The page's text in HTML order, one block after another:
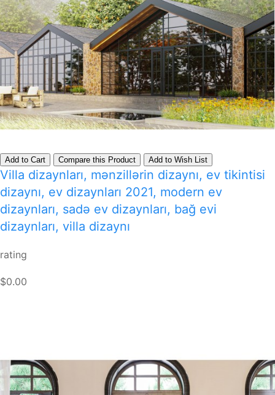
Add to Cart Compare this Product Add to Wish List
Villa dizaynları, mənzillərin dizaynı, ev tikintisi
dizaynı, ev dizaynları 2021, modern ev
dizaynları, sadə ev dizaynları, bağ evi
dizaynları, villa dizaynı
rating
$0.00